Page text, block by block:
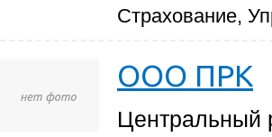
Страхование,
ООО ПРК
Центральный